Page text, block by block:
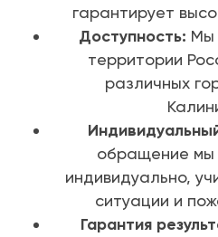
гарантирует
Доступность: Мы
территории
различных
обращение мы
индивидуально,
ситуации и
Гарантия